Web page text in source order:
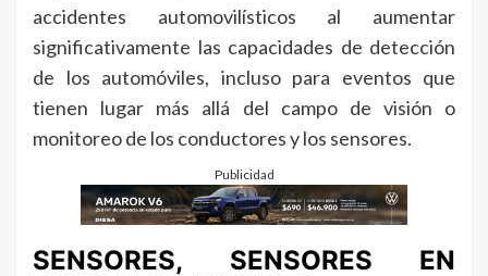
accidentes automovilísticos al aumentar
significativamente las capacidades de detección
de los automóviles, incluso para eventos que
tienen lugar más allá del campo de visión o
monitoreo de los conductores y los sensores.
Publicidad
SENSORES, SENSORES EN